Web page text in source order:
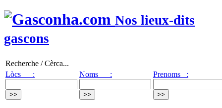
Nos lieux-dits
gascons
Recherche / Cèrca...
Lòcs :
Noms : Prenoms :